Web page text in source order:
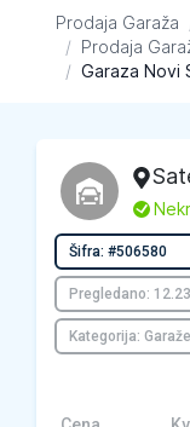
Prodaja Garaža
/ Prodaja
/ Garaza Novi
L
Šifra: #506580
Pregledano:
Kategorija: Garaže